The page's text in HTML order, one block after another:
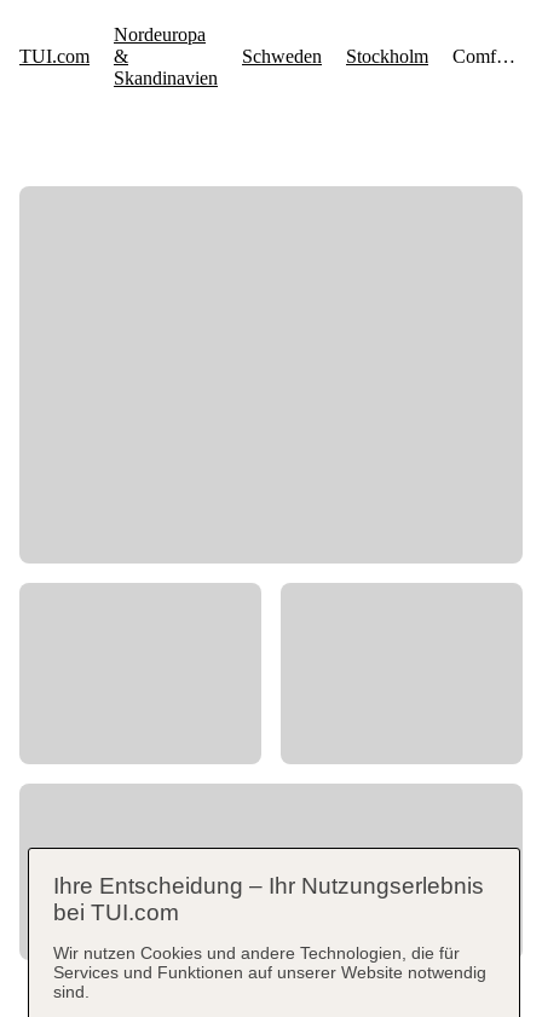
Ihre Entscheidung – Ihr Nutzungserlebnis
bei TUI.com
Wir nutzen Cookies und andere Technologien, die für
Services und Funktionen auf unserer Website notwendig
sind.